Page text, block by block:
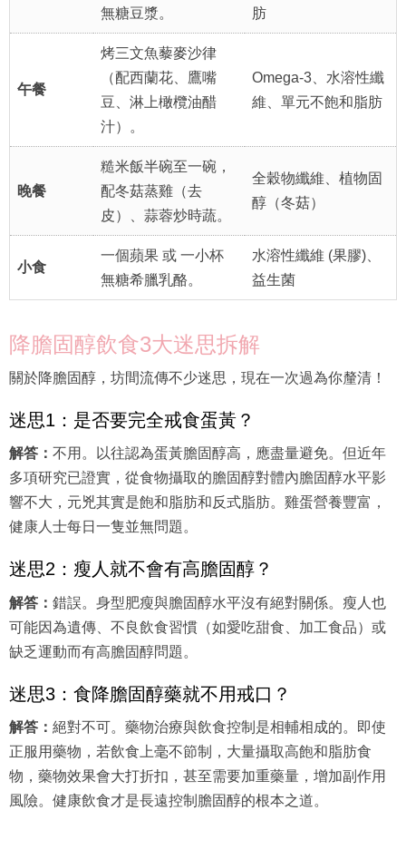
無糖豆漿。
肪
午餐
烤三文魚藜麥沙律
（配西蘭花、鷹嘴
豆、淋上橄欖油醋
汁）。
Omega-3、水溶性纖
維、單元不飽和脂肪
晚餐
糙米飯半碗至一碗，
配冬菇蒸雞（去
皮）、蒜蓉炒時蔬。
全穀物纖維、植物固
醇（冬菇）
小食
一個蘋果 或 一小杯
無糖希臘乳酪。
水溶性纖維 (果膠)、
益生菌
降膽固醇飲食3大迷思拆解
關於降膽固醇，坊間流傳不少迷思，現在一次過為你釐清！
迷思1：是否要完全戒食蛋黃？
解答： 不用。以往認為蛋黃膽固醇高，應盡量避免。但近年
多項研究已證實，從食物攝取的膽固醇對體內膽固醇水平影
響不大，元兇其實是飽和脂肪和反式脂肪。雞蛋營養豐富，
健康人士每日一隻並無問題。
迷思2：瘦人就不會有高膽固醇？
解答： 錯誤。身型肥瘦與膽固醇水平沒有絕對關係。瘦人也
可能因為遺傳、不良飲食習慣（如愛吃甜食、加工食品）或
缺乏運動而有高膽固醇問題。
迷思3：食降膽固醇藥就不用戒口？
解答： 絕對不可。藥物治療與飲食控制是相輔相成的。即使
正服用藥物，若飲食上毫不節制，大量攝取高飽和脂肪食
物，藥物效果會大打折扣，甚至需要加重藥量，增加副作用
風險。健康飲食才是長遠控制膽固醇的根本之道。